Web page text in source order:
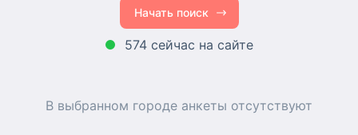
Начать поиск
574 сейчас на сайте
В выбранном городе анкеты отсутствуют